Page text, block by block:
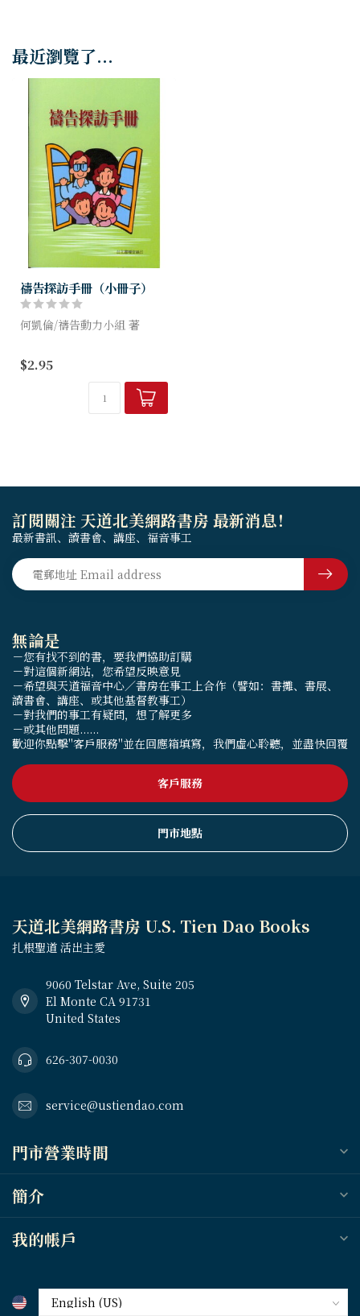
最近瀏覽了...
禱告探訪手冊（小冊子）
何凱倫/禱告動力小組 著
狀況（探病、喜慶等）可使用
的經文整理、各篇帶有能力的
禱告文，更貼心的附錄了探訪
記錄表，方便跟進及代禱。
$2.95
無論是
－您有找不到的書，要我們協助訂購
－對這個新網站，您希望反映意見
－希望與天道福音中心／書房在事工上合作（譬如：書攤、書展、
讀書會、講座、或其他基督教事工）
－對我們的事工有疑問，想了解更多
－或其他問題......
歡迎你點擊"客戶服務"並在回應箱填寫，我們虛心聆聽，並盡快回覆
客戶服務
門市地點
訂閱關注 天道北美網路書房 最新消息！
最新書訊、讀書會、講座、福音事工
天道北美網路書房 U.S. Tien Dao Books
扎根聖道 活出主愛
9060 Telstar Ave, Suite 205
El Monte CA 91731
United States
626-307-0030
service@ustiendao.com
門市營業時間
簡介
我的帳戶